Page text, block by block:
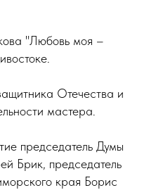
"Любовь моя –
Отечества и
мастера.
председатель Думы
Брик, председатель
края Борис